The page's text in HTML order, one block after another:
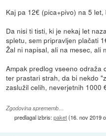
Kaj pa 12€ (pica+pivo) na 5 let,
Da nisi ti tisti, ki je nekaj let
spletu, sem pripravljen plačati
Žal ni napisal, ali na mesec, ali
Ampak predlog vseeno odraža
ter prastari strah, da bi nekdo
zaslužil celih, neverjetnih 1000
Zgodovina sprememb…
predlagal izbris:paket(16. nov 2019